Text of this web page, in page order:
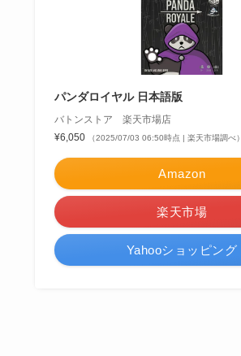
パンダロイヤル 日本語版
バトンストア 楽天市場店
¥6,050
（2025/07/03 06:50時点 | 楽天市場調べ）
Amazon
楽天市場
Yahooショッピング